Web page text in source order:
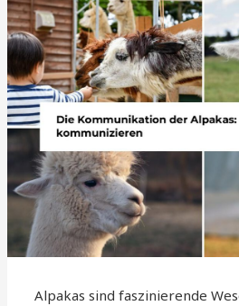
Alpakas sind faszinierende